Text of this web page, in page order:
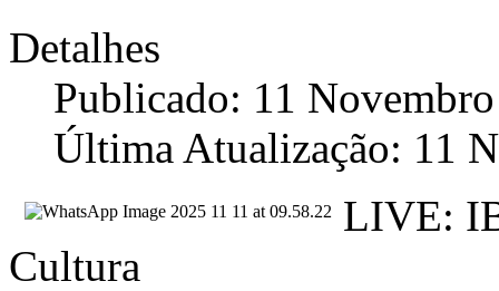
Detalhes
Publicado: 11
Última Atualização: 11
LIVE:
Cultura